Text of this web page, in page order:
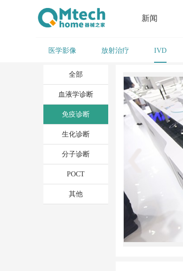
新闻
医学影像 放射治疗 IVD
全部
血液学诊断
免疫诊断
生化诊断
分子诊断
POCT
其他